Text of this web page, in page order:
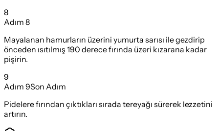
8
Adım 8
Mayalanan hamurların üzerini yumurta sarısı ile gezdirip
önceden ısıtılmış 190 derece fırında üzeri kızarana kadar
pişirin.
9
Adım 9Son Adım
Pidelere fırından çıktıkları sırada tereyağı sürerek lezzetini
artırın.